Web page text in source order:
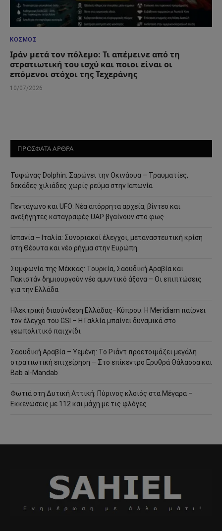
ΚΌΣΜΟΣ
Ιράν μετά τον πόλεμο: Τι απέμεινε από τη
στρατιωτική του ισχύ και ποιοι είναι οι
επόμενοι στόχοι της Τεχεράνης
10/07/2026
ΠΡΟΣΦΑΤΑ ΑΡΘΡΑ
Τυφώνας Dolphin: Σαρώνει την Οκινάουα – Τραυματίες,
δεκάδες χιλιάδες χωρίς ρεύμα στην Ιαπωνία
Πεντάγωνο και UFO: Νέα απόρρητα αρχεία, βίντεο και
ανεξήγητες καταγραφές UAP βγαίνουν στο φως
Ισπανία – Ιταλία: Συνοριακοί έλεγχοι, μεταναστευτική κρίση
στη Θέουτα και νέο ρήγμα στην Ευρώπη
Συμφωνία της Μέκκας: Τουρκία, Σαουδική Αραβία και
Πακιστάν δημιουργούν νέο αμυντικό άξονα – Οι επιπτώσεις
για την Ελλάδα
Ηλεκτρική διασύνδεση Ελλάδας–Κύπρου: Η Meridiam παίρνει
τον έλεγχο του GSI – Η Γαλλία μπαίνει δυναμικά στο
γεωπολιτικό παιχνίδι
Σαουδική Αραβία – Υεμένη: Το Ριάντ προετοιμάζει μεγάλη
στρατιωτική επιχείρηση – Στο επίκεντρο Ερυθρά Θάλασσα και
Bab al-Mandab
Φωτιά στη Δυτική Αττική: Πύρινος κλοιός στα Μέγαρα –
Εκκενώσεις με 112 και μάχη με τις φλόγες